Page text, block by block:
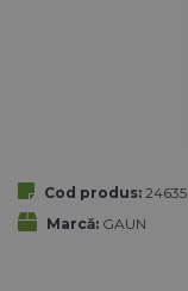
Cod produs: 24635
Marcă: GAUN